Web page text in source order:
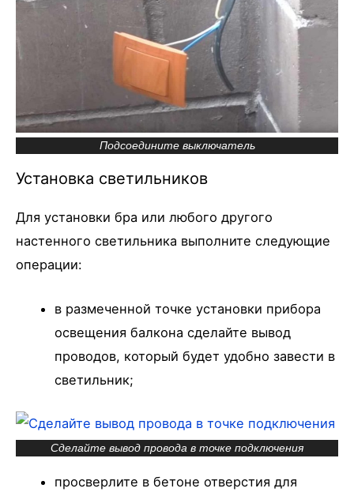
Подсоедините выключатель
Установка светильников
Для установки бра или любого другого
настенного светильника выполните следующие
операции:
в размеченной точке установки прибора
освещения балкона сделайте вывод
проводов, который будет удобно завести в
светильник;
Сделайте вывод провода в точке подключения
просверлите в бетоне отверстия для